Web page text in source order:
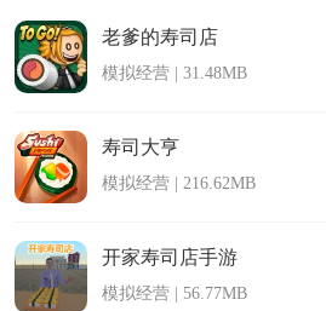
老爹的寿司店
模拟经营 | 31.48MB
寿司大亨
模拟经营 | 216.62MB
开家寿司店手游
模拟经营 | 56.77MB